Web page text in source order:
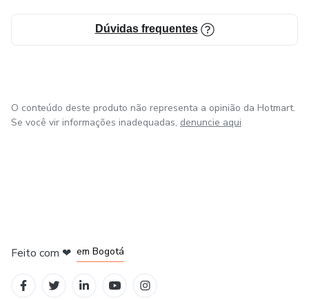
Dúvidas frequentes
O conteúdo deste produto não representa a opinião da Hotmart.
Se você vir informações inadequadas, denuncie aqui
Feito com ❤ em Bogotá